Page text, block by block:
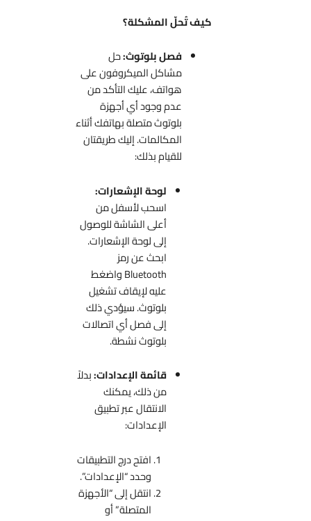
كيف تُحلّ المشكلة؟
فصل بلوتوث:حل
مشاكل الميكروفون على
هواتف، عليك التأكد من
عدم وجود أي أجهزة
بلوتوث متصلة بهاتفك أثناء
المكالمات. إليك طريقتان
للقيام بذلك:
لوحة الإشعارات:
اسحب لأسفل من
أعلى الشاشة للوصول
إلى لوحة الإشعارات.
ابحث عن رمز
Bluetooth واضغط
عليه لإيقاف تشغيل
بلوتوث. سيؤدي ذلك
إلى فصل أي اتصالات
بلوتوث نشطة.
قائمة الإعدادات:بدلاً
من ذلك، يمكنك
الانتقال عبر تطبيق
الإعدادات:
افتح درج التطبيقات
وحدد “الإعدادات”.
انتقل إلى “الأجهزة
المتصلة” أو